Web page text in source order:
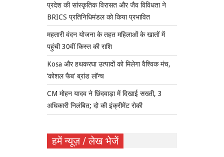
प्रदेश की सांस्कृतिक विरासत और जैव विविधता ने
BRICS प्रतिनिधिमंडल को किया प्रभावित
महतारी वंदन योजना के तहत महिलाओं के खातों में
पहुंची 30वीं किस्त की राशि
Kosa और हथकरघा उत्पादों को मिलेगा वैश्विक मंच,
‘कोशल फैब’ ब्रांड लॉन्च
CM मोहन यादव ने छिंदवाड़ा में दिखाई सख्ती, 3
अधिकारी निलंबित; दो की इंक्रीमेंट रोकी
हमें न्यूज़ / लेख भेजें